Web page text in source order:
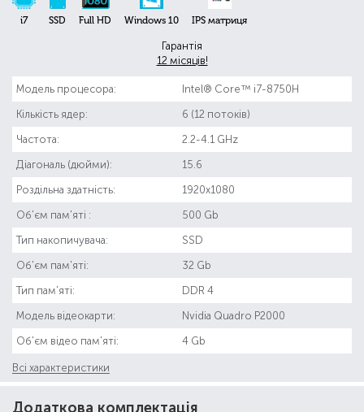
i7 SSD Full HD Windows 10 IPS матриця
Гарантія
12 місяців!
Модель процесора: Intel® Core™ i7-8750H
Кількість ядер: 6 (12 потоків)
Частота: 2.2-4.1 GHz
Діагональ (дюйми): 15.6
Роздільна здатність: 1920x1080
Об'єм пам'яті : 500 Gb
Тип накопичувача: SSD
Об'єм пам'яті: 32 Gb
Тип пам'яті: DDR 4
Модель відеокарти: Nvidia Quadro P2000
Об'єм відео пам'яті: 4 Gb
Всі характеристики
Додаткова комплектація